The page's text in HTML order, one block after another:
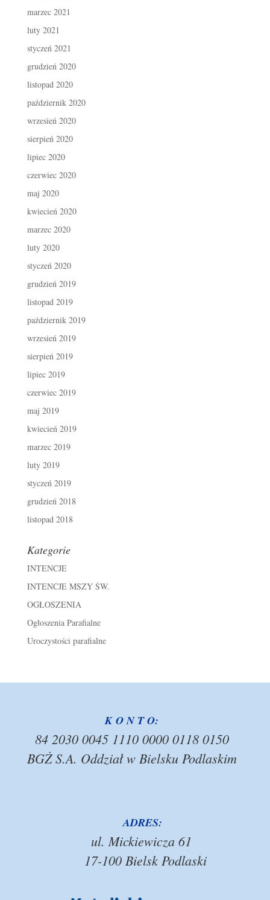
marzec 2021
luty 2021
styczeń 2021
grudzień 2020
listopad 2020
październik 2020
wrzesień 2020
sierpień 2020
lipiec 2020
czerwiec 2020
maj 2020
kwiecień 2020
marzec 2020
luty 2020
styczeń 2020
grudzień 2019
listopad 2019
październik 2019
wrzesień 2019
sierpień 2019
lipiec 2019
czerwiec 2019
maj 2019
kwiecień 2019
marzec 2019
luty 2019
styczeń 2019
grudzień 2018
listopad 2018
Kategorie
INTENCJE
INTENCJE MSZY ŚW.
OGŁOSZENIA
Ogłoszenia Parafialne
Uroczystości parafialne
K O N T O:
84 2030 0045 1110 0000 0118 0150
BGŻ S.A. Oddział w Bielsku Podlaskim
ADRES:
ul. Mickiewicza 61
17-100 Bielsk Podlaski